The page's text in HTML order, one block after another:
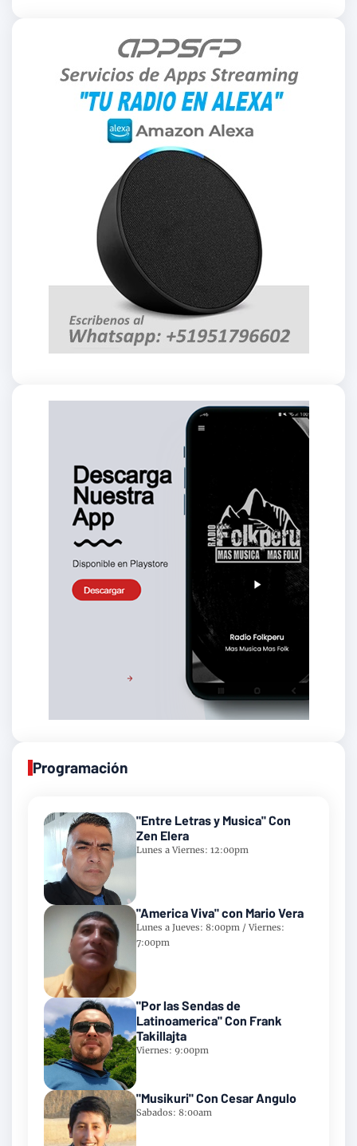
Programación
"Entre Letras y Musica" Con
Zen Elera
Lunes a Viernes: 12:00pm
"America Viva" con Mario Vera
Lunes a Jueves: 8:00pm / Viernes:
7:00pm
"Por las Sendas de
Latinoamerica" Con Frank
Takillajta
Viernes: 9:00pm
"Musikuri" Con Cesar Angulo
Sabados: 8:00am